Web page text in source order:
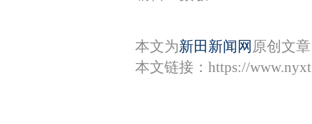
本文为新田新闻网 原创文
本文链接： https://